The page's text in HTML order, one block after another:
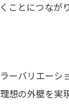
ことにつなが
ーバリエー
想の外壁を実